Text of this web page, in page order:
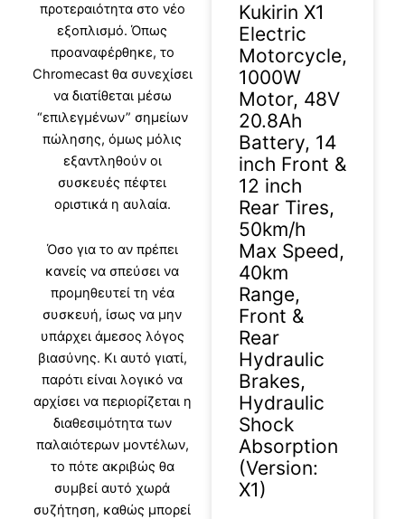
προτεραιότητα στο νέο
εξοπλισμό. Όπως
προαναφέρθηκε, το
Chromecast θα συνεχίσει
να διατίθεται μέσω
“επιλεγμένων” σημείων
πώλησης, όμως μόλις
εξαντληθούν οι
συσκευές πέφτει
οριστικά η αυλαία.
Όσο για το αν πρέπει
κανείς να σπεύσει να
προμηθευτεί τη νέα
συσκευή, ίσως να μην
υπάρχει άμεσος λόγος
βιασύνης. Κι αυτό γιατί,
παρότι είναι λογικό να
αρχίσει να περιορίζεται η
διαθεσιμότητα των
παλαιότερων μοντέλων,
το πότε ακριβώς θα
συμβεί αυτό χωρά
συζήτηση, καθώς μπορεί
Kukirin X1
Electric
Motorcycle,
1000W
Motor, 48V
20.8Ah
Battery, 14
inch Front &
12 inch
Rear Tires,
50km/h
Max Speed,
40km
Range,
Front &
Rear
Hydraulic
Brakes,
Hydraulic
Shock
Absorption
(Version:
X1)